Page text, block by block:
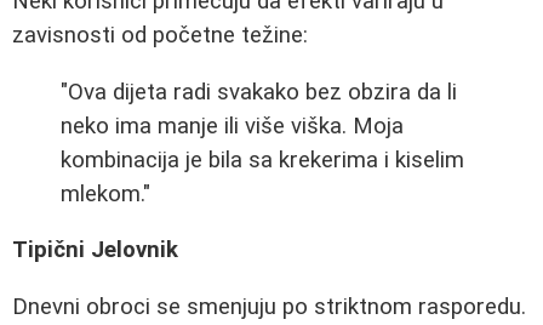
zavisnosti od početne težine:
"Ova dijeta radi svakako bez obzira da li
neko ima manje ili više viška. Moja
kombinacija je bila sa krekerima i kiselim
mlekom."
Tipični Jelovnik
Dnevni obroci se smenjuju po striktnom rasporedu.